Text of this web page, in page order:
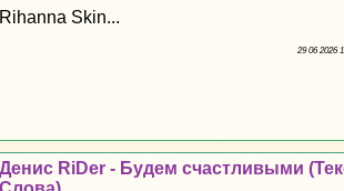
Rihanna Skin...
29 06 2026
Денис RiDer - Будем счастливыми